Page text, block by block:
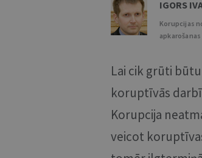
IGORS
Korupcijas
Lai cik grūti
koruptīvās
Korupcija
veicot